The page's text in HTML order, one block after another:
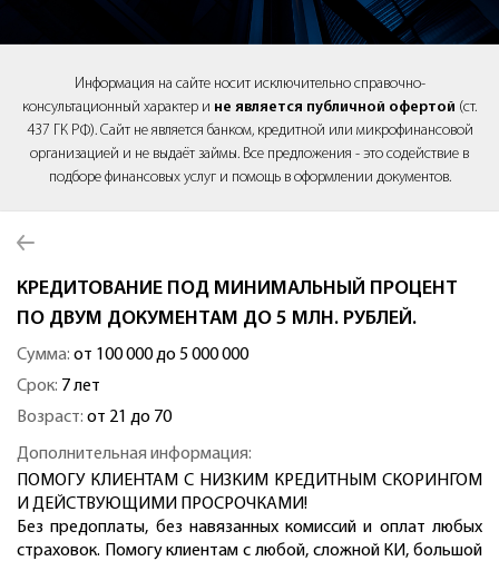
Информация на сайте носит исключительно справочно-
консультационный характер и не является публичной офертой (ст.
437 ГК РФ). Сайт не является банком, кредитной или микрофинансовой
организацией и не выдаёт займы. Все предложения - это содействие в
подборе финансовых услуг и помощь в оформлении документов.
КРЕДИТОВАНИЕ ПОД МИНИМАЛЬНЫЙ ПРОЦЕНТ
ПО ДВУМ ДОКУМЕНТАМ ДО 5 МЛН. РУБЛЕЙ.
Сумма: от 100 000 до 5 000 000
Срок: 7 лет
Возраст: от 21 до 70
Дополнительная информация:
ПОМОГУ КЛИЕНТАМ С НИЗКИМ КРЕДИТНЫМ СКОРИНГОМ
И ДЕЙСТВУЮЩИМИ ПРОСРОЧКАМИ!
Без предоплаты, без навязанных комиссий и оплат любых
страховок. Помогу клиентам с любой, сложной КИ, большой